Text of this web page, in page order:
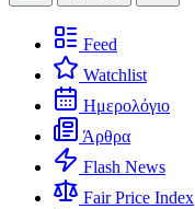
Feed
Watchlist
Ημερολόγιο
Άρθρα
Flash News
Fair Price Index